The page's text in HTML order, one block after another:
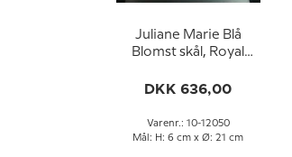
Juliane Marie Blå
Blomst skål, Royal
DKK 636,00
Varenr.: 10-12050
Mål: H: 6 cm x Ø: 21 cm